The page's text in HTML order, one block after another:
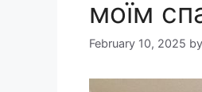
моїм
February 10, 2025 by